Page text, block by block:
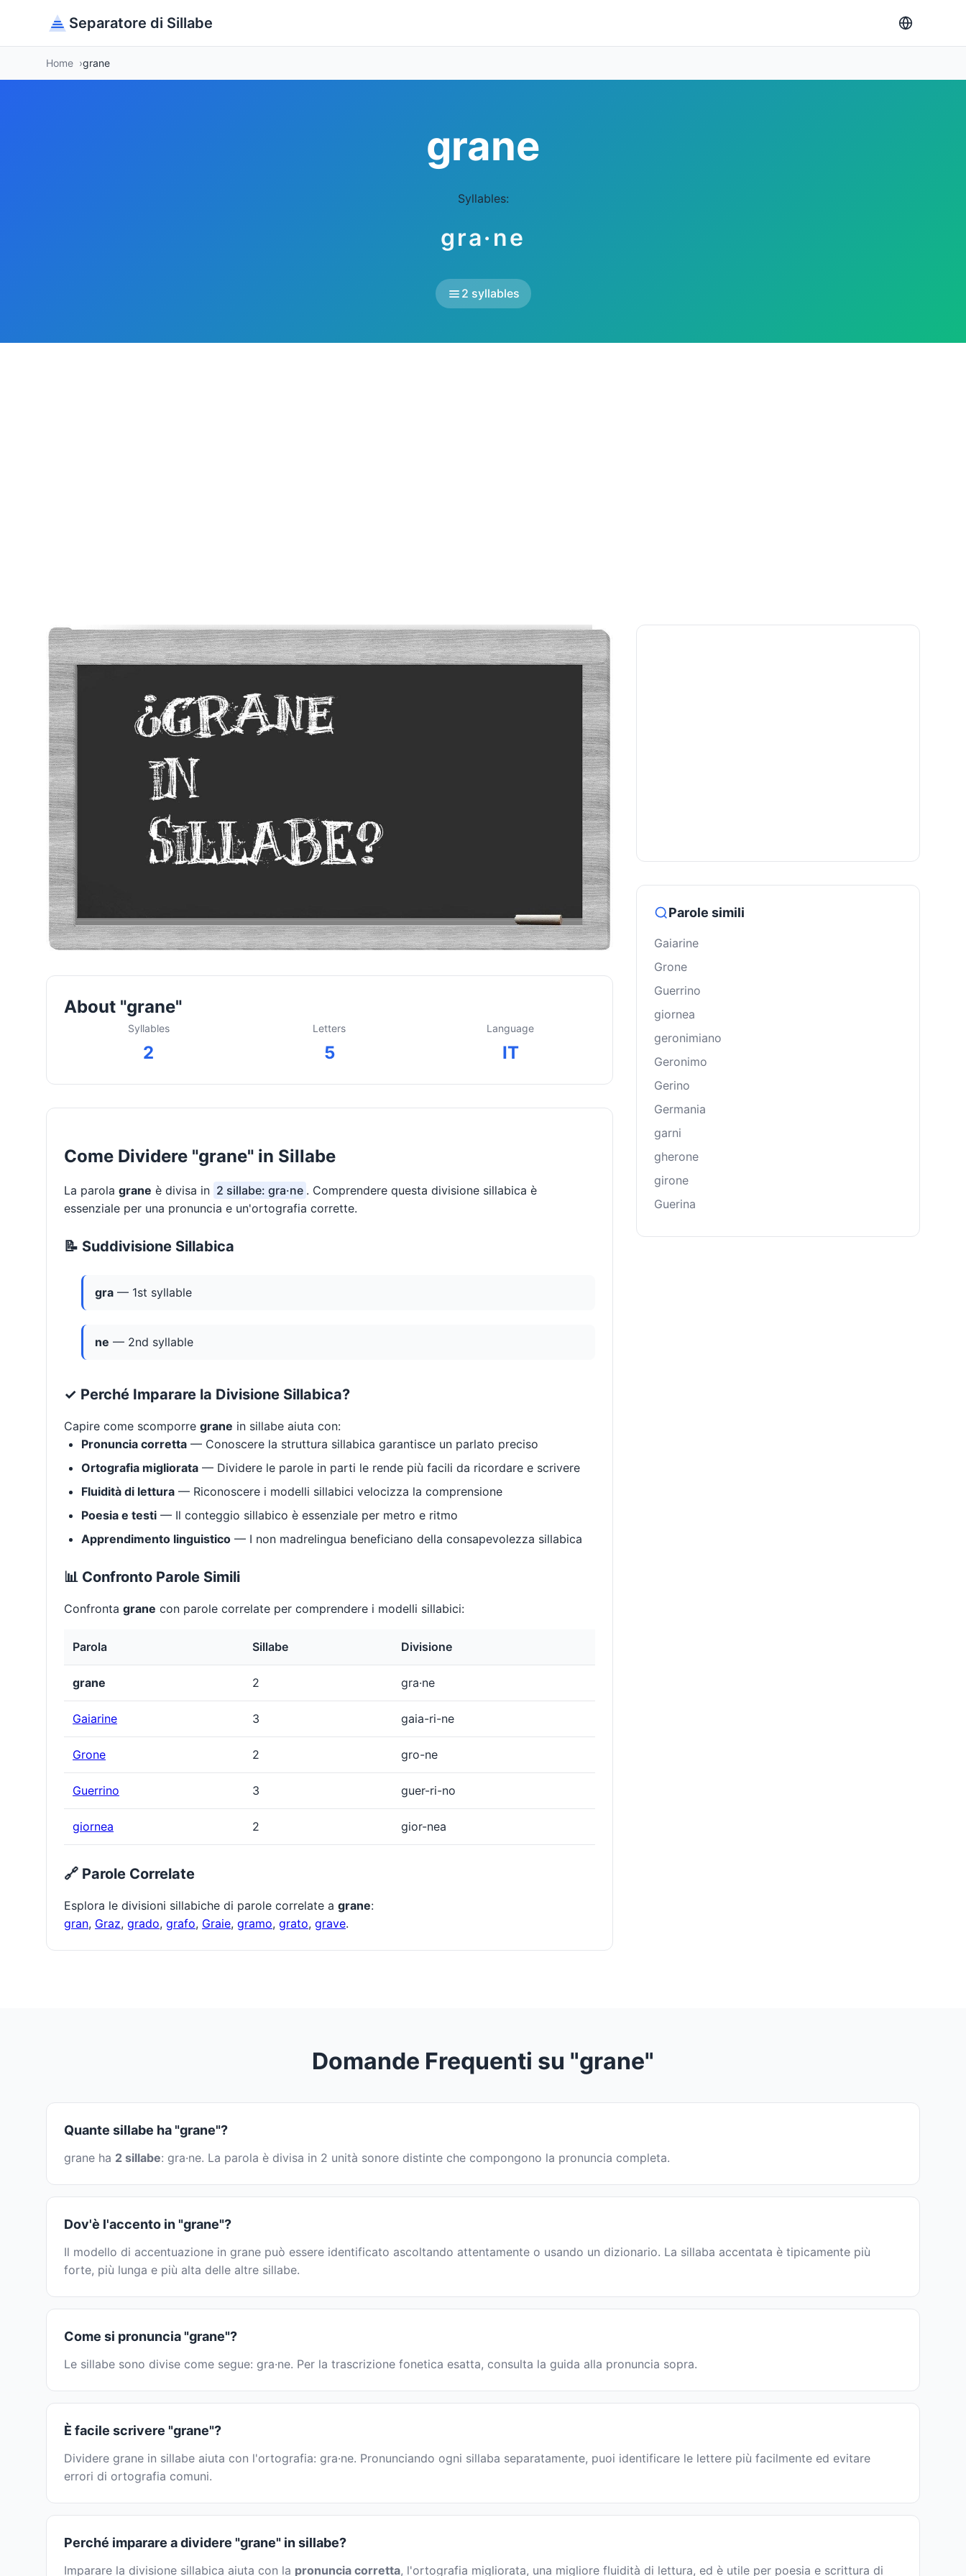
Separatore di Sillabe
Home grane
grane
Syllables:
gra·ne
2 syllables
About "grane"
Syllables
2
Letters
5
Language
IT
Come Dividere "grane" in Sillabe
La parola grane è divisa in 2 sillabe: gra·ne . Comprendere questa divisione sillabica è
essenziale per una pronuncia e un'ortografia corrette.
📝 Suddivisione Sillabica
gra — 1st syllable
ne — 2nd syllable
✓ Perché Imparare la Divisione Sillabica?
Capire come scomporre grane in sillabe aiuta con:
Pronuncia corretta — Conoscere la struttura sillabica garantisce un parlato preciso
Ortografia migliorata — Dividere le parole in parti le rende più facili da ricordare e scrivere
Fluidità di lettura — Riconoscere i modelli sillabici velocizza la comprensione
Poesia e testi — Il conteggio sillabico è essenziale per metro e ritmo
Apprendimento linguistico — I non madrelingua beneficiano della consapevolezza sillabica
📊 Confronto Parole Simili
Confronta grane con parole correlate per comprendere i modelli sillabici:
Parola Sillabe Divisione
grane 2 gra·ne
Gaiarine 3 gaia-ri-ne
Grone 2 gro-ne
Guerrino 3 guer-ri-no
giornea 2 gior-nea
🔗 Parole Correlate
Esplora le divisioni sillabiche di parole correlate a grane:
gran, Graz, grado, grafo, Graie, gramo, grato, grave.
Parole simili
Gaiarine
Grone
Guerrino
giornea
geronimiano
Geronimo
Gerino
Germania
garni
gherone
girone
Guerina
Domande Frequenti su "grane"
Quante sillabe ha "grane"?
grane ha 2 sillabe: gra·ne. La parola è divisa in 2 unità sonore distinte che compongono la pronuncia completa.
Dov'è l'accento in "grane"?
Il modello di accentuazione in grane può essere identificato ascoltando attentamente o usando un dizionario. La sillaba accentata è tipicamente più
forte, più lunga e più alta delle altre sillabe.
Come si pronuncia "grane"?
Le sillabe sono divise come segue: gra·ne. Per la trascrizione fonetica esatta, consulta la guida alla pronuncia sopra.
È facile scrivere "grane"?
Dividere grane in sillabe aiuta con l'ortografia: gra·ne. Pronunciando ogni sillaba separatamente, puoi identificare le lettere più facilmente ed evitare
errori di ortografia comuni.
Perché imparare a dividere "grane" in sillabe?
Imparare la divisione sillabica aiuta con la pronuncia corretta, l'ortografia migliorata, una migliore fluidità di lettura, ed è utile per poesia e scrittura di